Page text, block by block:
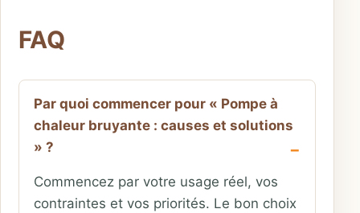
FAQ
Par quoi commencer pour « Pompe à
chaleur bruyante : causes et solutions
» ?
Commencez par votre usage réel, vos
contraintes et vos priorités. Le bon choix